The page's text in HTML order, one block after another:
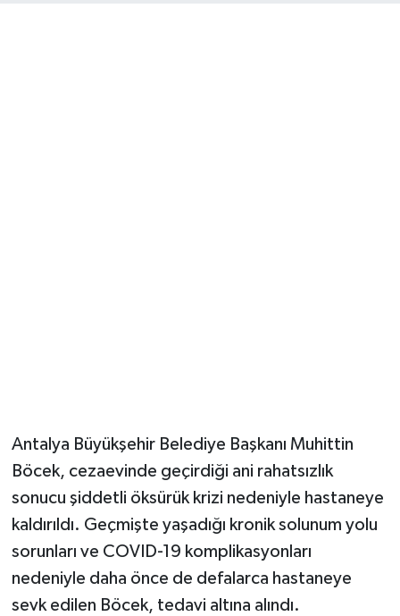
Antalya Büyükşehir Belediye Başkanı Muhittin
Böcek, cezaevinde geçirdiği ani rahatsızlık
sonucu şiddetli öksürük krizi nedeniyle hastaneye
kaldırıldı. Geçmişte yaşadığı kronik solunum yolu
sorunları ve COVID-19 komplikasyonları
nedeniyle daha önce de defalarca hastaneye
sevk edilen Böcek, tedavi altına alındı.